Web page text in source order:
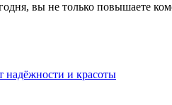
вы не только повышаете
и красоты